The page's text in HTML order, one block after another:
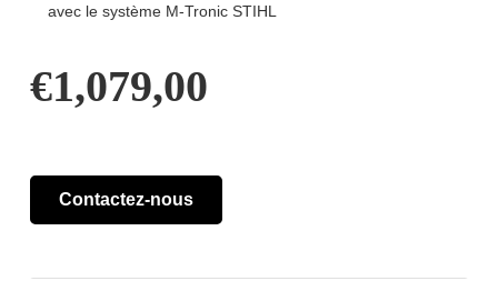
avec le système M-Tronic STIHL
€1,079,00
Contactez-nous